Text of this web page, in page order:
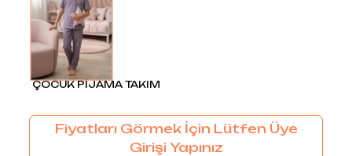
ÇOCUK PİJAMA TAKIM
Fiyatları Görmek İçin Lütfen Üye
Girişi Yapınız